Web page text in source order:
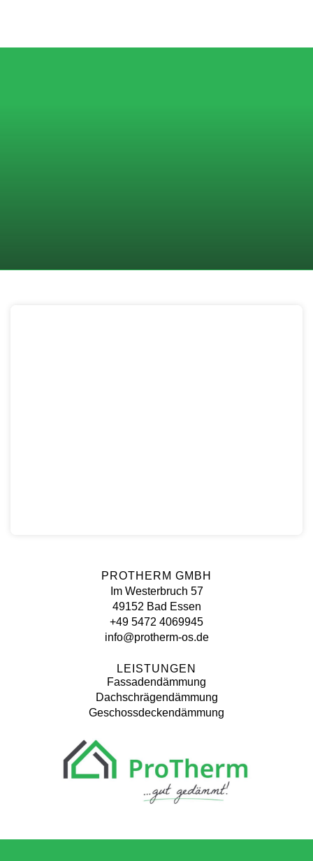
PROTHERM GMBH
Im Westerbruch 57
49152 Bad Essen
+49 5472 4069945
info@protherm-os.de
LEISTUNGEN
Fassadendämmung
Dachschrägendämmung
Geschossdeckendämmung